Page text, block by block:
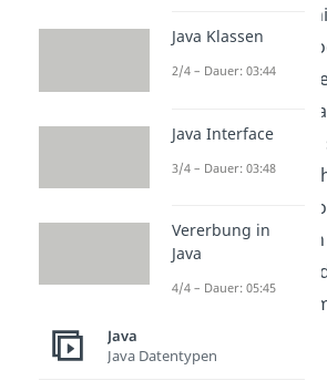
ausgeführt.
ob die Bedingung
Sollte dass der Fall
Programm zum
zurück. Das
Bedingung nicht
Danach läuft das
durch den
while Schleife
sieht
aus, aber darauf
Java Klassen
2/4 – Dauer: 03:44
Java Interface
3/4 – Dauer: 03:48
Vererbung in
Java
4/4 – Dauer: 05:45
Java
Java Datentypen